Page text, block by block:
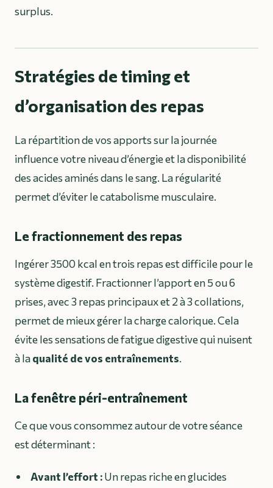
surplus.
Stratégies de timing et
d’organisation des repas
La répartition de vos apports sur la journée
influence votre niveau d’énergie et la disponibilité
des acides aminés dans le sang. La régularité
permet d’éviter le catabolisme musculaire.
Le fractionnement des repas
Ingérer 3500 kcal en trois repas est difficile pour le
système digestif. Fractionner l’apport en 5 ou 6
prises, avec 3 repas principaux et 2 à 3 collations,
permet de mieux gérer la charge calorique. Cela
évite les sensations de fatigue digestive qui nuisent
à laqualité de vos entraînements.
La fenêtre péri-entraînement
Ce que vous consommez autour de votre séance
est déterminant :
Avant l’effort :Un repas riche en glucides